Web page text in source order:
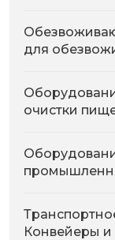
для
очистки
Конвейеры